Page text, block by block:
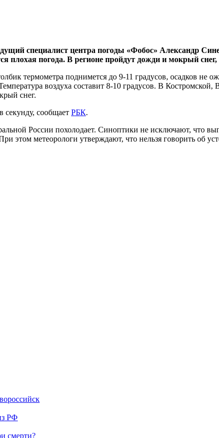
специалист центра погоды «Фобос» Александр
плохая погода. В регионе пройдут дожди и мокрый
термометра поднимется до 9-11 градусов, осадков не
воздуха составит 8-10 градусов. В Костромской,
снег.
секунду, сообщает РБК.
России похолодает. Синоптики не исключают, что
этом метеорологи утверждают, что нельзя говорить об
РФ
смерти?